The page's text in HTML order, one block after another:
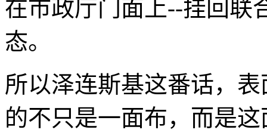
在市政厅门面上--挂回联
态。
所以泽连斯基这番话，
的不只是一面布，而是